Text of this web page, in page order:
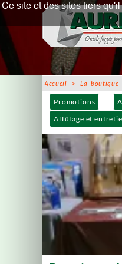
Promotions
Affûtage et
Accueil > La boutique
Ce site et des sites tiers